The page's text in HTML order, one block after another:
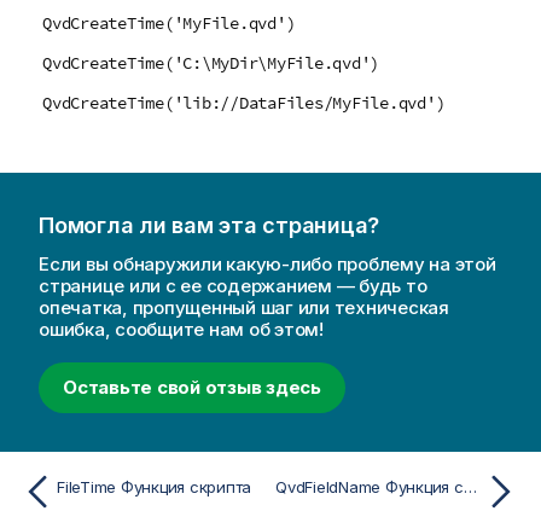
QvdCreateTime('MyFile.qvd')
QvdCreateTime('C:\MyDir\MyFile.qvd')
QvdCreateTime('lib://DataFiles/MyFile.qvd')
Помогла ли вам эта страница?
Если вы обнаружили какую-либо проблему на этой
странице или с ее содержанием — будь то
опечатка, пропущенный шаг или техническая
ошибка, сообщите нам об этом!
Оставьте свой отзыв здесь
FileTime Функция скрипта QvdFieldName Функция скрипта